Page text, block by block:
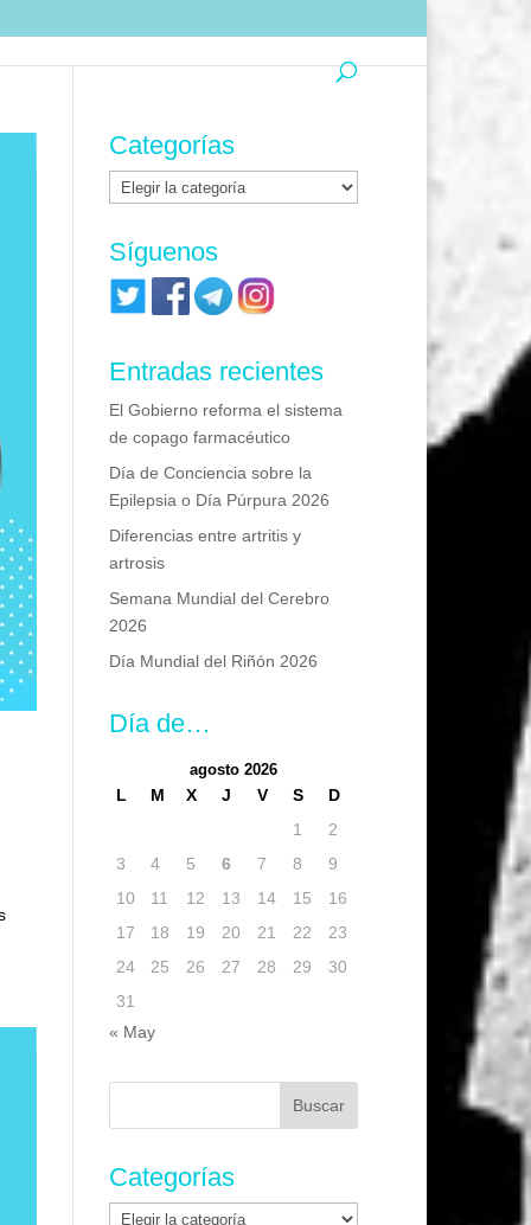
Categorías
Categorías
Síguenos
Entradas recientes
El Gobierno reforma el sistema
de copago farmacéutico
Día de Conciencia sobre la
Epilepsia o Día Púrpura 2026
Diferencias entre artritis y
artrosis
Semana Mundial del Cerebro
2026
Día Mundial del Riñón 2026
Día de…
agosto 2026
L M X J V S
D
1
2
3
4 5 6 7 8
9
10
11 12 13 14 15
16
17
18 19 20 21 22
23
24
25 26 27 28 29
30
31
« May
Buscar:
Categorías
Categorías